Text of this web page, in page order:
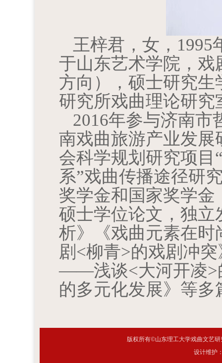
王梓君，女，1995
于山东艺术学院， 戏
方向），硕士研究生
研究所戏曲理论研究
2016年参与济南市
南戏曲旅游产业发展
会科学规划研究项目
系”戏曲传播途径研
奖学金和 国家奖学
硕士学位论文，独立
析》《戏曲元素在
剧<柳青>的戏剧冲
——浅谈<大河开凌>
的多元化发展》等
版权所有©山东理工大学戏曲文艺
设计维护